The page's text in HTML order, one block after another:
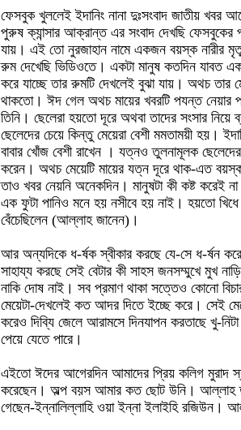
ফেসবুক খুললেই ইদানিং নানা দুঃসংবাদ জাতীয় খবর
পুরুষ ক্যান্সার আক্রান্ত এর সংবাদ দেখছি ফেসবুকের
যায়। এই তো নুরজাহান নামে একজন বয়স্ক নারীর
রুম দেখেছি ভিডিওতে। একটা মানুষ কতদিন যাবত
করে যাচ্ছে তার রুমটি দেখলেই বুঝা যায়। অথচ তার
থাকতো। ঈদ গেল অথচ মায়ের খবরটি পযন্ত নেয়ার
তিনি। ছেলেরা হয়তো দূরে অথবা তাদের সংসার
ছেলেদের চেয়ে কিন্তু মেয়েরা বেশী মমতাময়ী হয়।
বাবার খোঁজ বেশী রাখেন । যত্নও তুলনামূলক ছেলেদের
করেন। অথচ মেয়েটি মায়ের যত্ন দূরে থাক-এত
তাও খবর নেয়নি অনেকদিন। মানুষটা কী কষ্ট করেই
এক ফুটা পানিও মনে হয় নসীবে হয় নাই। হয়তো খিধে
বেঁচেছিলেন (আল্লাহ জানেন)।
আর অন্যদিকে ধ-র্ষক স্বীকার করছে যে-সে ধ-র্ষন
সাহায্য করছে সেই বেটার কী সাহস জনসম্মুখে মুখ
নাকি দোষ নাই। সব প্রমাণ থাকা সত্তেও কোনো
মেয়েটা-দেখলেই কত আদর দিতে ইচ্ছে করে। সেই
করেও দিব্যি জেলে আরামসে দিনযাপন করতাছে খু-
পেয়ে যেতে পারে।
এইতো ঈদের আগেরদিন আমাদের প্রিয় কলিগ মুরাদ
করেছেন। অল্প বয়স আমার কত ছোট উনি। আল্লাহ
গেছেন-ইন্নালিল্লাহি ওয়া ইন্না ইলাইহি রজিউন।